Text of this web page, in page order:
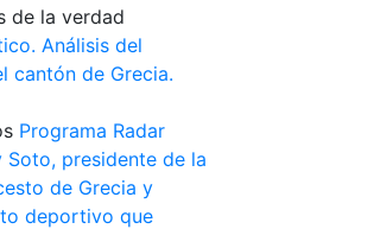
de la verdad
Análisis del
cantón de Grecia.
Programa Radar
presidente de la
de Grecia y
deportivo que